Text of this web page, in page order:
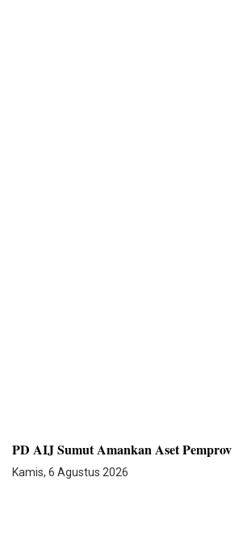
PD AIJ Sumut Amankan Aset Pemprov
Kamis, 6 Agustus 2026